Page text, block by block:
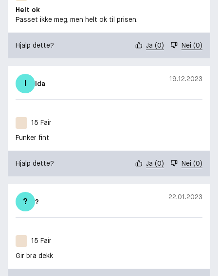
Helt ok
Passet ikke meg, men helt ok til prisen.
Hjalp dette? Ja (0) Nei (0)
I Ida
19.12.2023
15 Fair
Funker fint
Hjalp dette? Ja (0) Nei (0)
? ?
22.01.2023
15 Fair
Gir bra dekk